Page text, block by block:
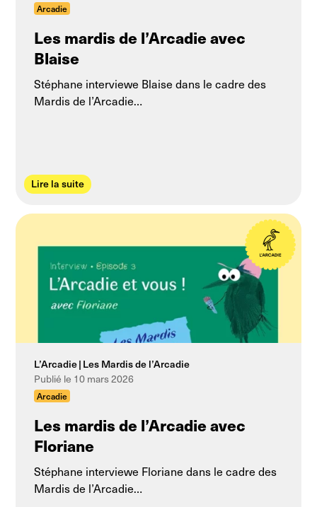
Arcadie
Les mardis de l’Arcadie avec
Blaise
Stéphane interviewe Blaise dans le cadre des
Mardis de l’Arcadie…
Lire la suite
L’Arcadie Les Mardis de l’Arcadie
Publié le 10 mars 2026
Arcadie
Les mardis de l’Arcadie avec
Floriane
Stéphane interviewe Floriane dans le cadre des
Mardis de l’Arcadie…